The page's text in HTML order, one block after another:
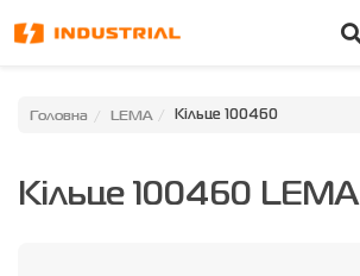
Головна
Головна LEMA Кільце 100460
Кільце 100460 LEMA